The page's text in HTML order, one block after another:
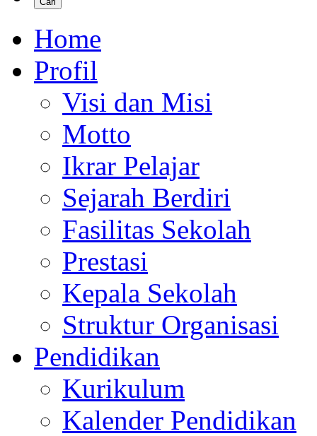
Home
Profil
Visi dan Misi
Motto
Ikrar Pelajar
Sejarah Berdiri
Fasilitas Sekolah
Prestasi
Kepala Sekolah
Struktur Organisasi
Pendidikan
Kurikulum
Kalender Pendidikan